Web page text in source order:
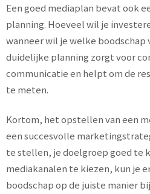
Een goed mediaplan bevat ook
planning. Hoeveel wil je
wanneer wil je welke boodschap
duidelijke planning zorgt voor
communicatie en helpt om de
te meten.
Kortom, het opstellen van een
een succesvolle
te stellen, je doelgroep goed te
mediakanalen te kiezen, kun je
boodschap op de juiste manier